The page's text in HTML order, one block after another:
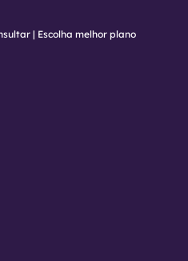
| Escolha melhor plano